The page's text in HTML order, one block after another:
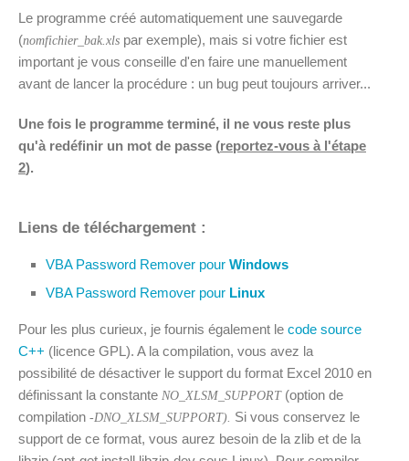
Le programme créé automatiquement une sauvegarde
(nomfichier_bak.xls par exemple), mais si votre fichier est
important je vous conseille d'en faire une manuellement
avant de lancer la procédure : un bug peut toujours arriver...
Une fois le programme terminé, il ne vous reste plus
qu'à redéfinir un mot de passe (reportez-vous à l'étape
2).
Liens de téléchargement :
VBA Password Remover pour Windows
VBA Password Remover pour Linux
Pour les plus curieux, je fournis également le code source
C++ (licence GPL). A la compilation, vous avez la
possibilité de désactiver le support du format Excel 2010 en
définissant la constante NO_XLSM_SUPPORT(option de
compilation -DNO_XLSM_SUPPORT). Si vous conservez le
support de ce format, vous aurez besoin de la zlib et de la